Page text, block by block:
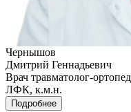
Чернышов
Дмитрий Геннадьевич
Врач травматолог-
ЛФК, к.м.н.
Подробнее